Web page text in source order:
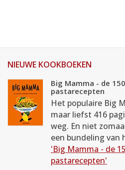
NIEUWE KOOKBOEKEN
Big Mamma - de
pastarecepten
Het populaire Big
maar liefst 416
weg. En niet
een bundeling van
'Big Mamma - de
pastarecepten'